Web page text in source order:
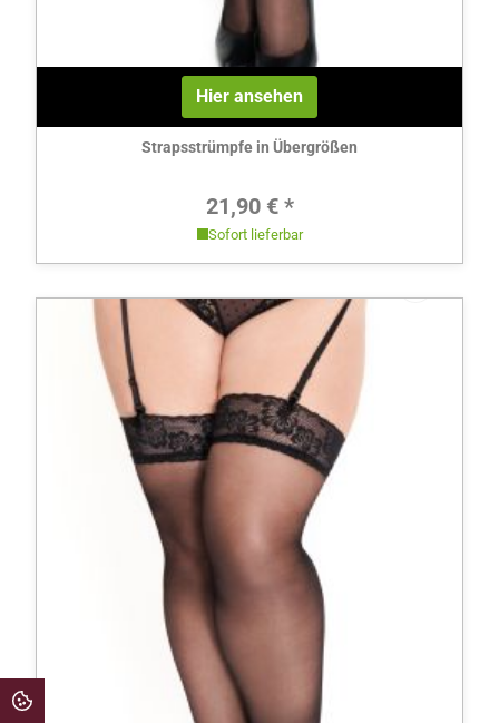
Hier ansehen
Strapsstrümpfe in Übergrößen
Regulärer Preis:
21,90 € *
Sofort lieferbar